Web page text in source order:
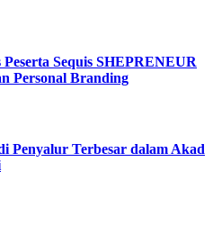
Sequis SHEPRENEUR
Personal Branding
Penyalur Terbesar dalam Akad